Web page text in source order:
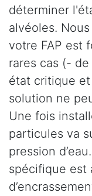
déterminer
alvéoles.
votre FAP est
rares cas (-
état critique et
solution ne
Une fois
particules va
pression
spécifique est